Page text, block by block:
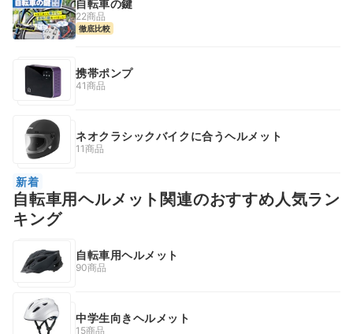
自転車の鍵
22商品
徹底比較
携帯ポンプ
41商品
ネオクラシックバイクに合うヘルメット
11商品
新着
自転車用ヘルメット関連のおすすめ人気ラン
キング
自転車用ヘルメット
90商品
中学生向きヘルメット
15商品